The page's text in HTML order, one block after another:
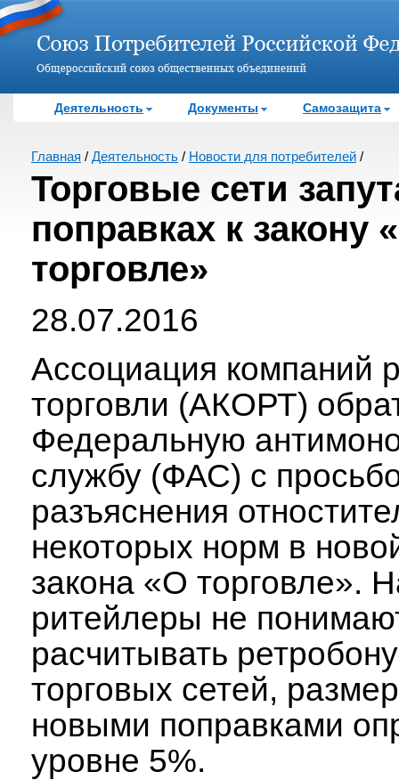
Деятельность Документы Самозащита
Главная / Деятельность / Новости для потребителей /
Торговые сети
поправках к закону
торговле»
28.07.2016
Ассоциация компаний
торговли (АКОРТ)
Федеральную
службу (ФАС) с
разъяснения
некоторых норм в
закона «О торговле».
ритейлеры не
расчитывать
торговых сетей,
новыми поправками
уровне 5%.